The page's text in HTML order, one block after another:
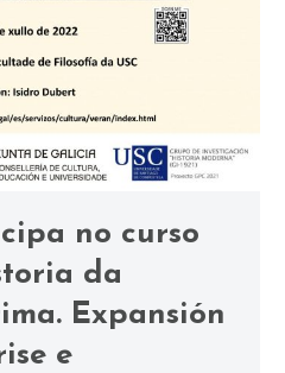
no curso
da
Expansión
e